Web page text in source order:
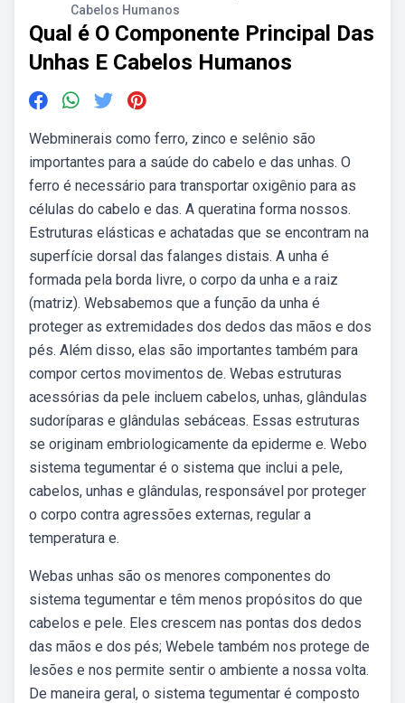
Cabelos Humanos
Qual é O Componente Principal Das
Unhas E Cabelos Humanos
Webminerais como ferro, zinco e selênio são
importantes para a saúde do cabelo e das unhas. O
ferro é necessário para transportar oxigênio para as
células do cabelo e das. A queratina forma nossos.
Estruturas elásticas e achatadas que se encontram na
superfície dorsal das falanges distais. A unha é
formada pela borda livre, o corpo da unha e a raiz
(matriz). Websabemos que a função da unha é
proteger as extremidades dos dedos das mãos e dos
pés. Além disso, elas são importantes também para
compor certos movimentos de. Webas estruturas
acessórias da pele incluem cabelos, unhas, glândulas
sudoríparas e glândulas sebáceas. Essas estruturas
se originam embriologicamente da epiderme e. Webo
sistema tegumentar é o sistema que inclui a pele,
cabelos, unhas e glândulas, responsável por proteger
o corpo contra agressões externas, regular a
temperatura e.
Webas unhas são os menores componentes do
sistema tegumentar e têm menos propósitos do que
cabelos e pele. Eles crescem nas pontas dos dedos
das mãos e dos pés; Webele também nos protege de
lesões e nos permite sentir o ambiente a nossa volta.
De maneira geral, o sistema tegumentar é composto